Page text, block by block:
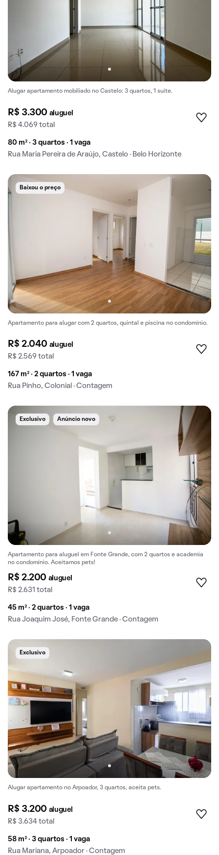
Alugar apartamento mobiliado no Castelo: 3 quartos, 1 suíte.
R$ 3.300 aluguel
R$ 4.069 total
80 m² · 3 quartos · 1 vaga
Rua Maria Pereira de Araújo, Castelo · Belo Horizonte
Baixou o preço
Apartamento para alugar com 2 quartos, quintal e piscina no condomínio.
R$ 2.040 aluguel
R$ 2.569 total
167 m² · 2 quartos · 1 vaga
Rua Pinho, Colonial · Contagem
Exclusivo Anúncio novo
Apartamento para aluguel em Fonte Grande, com 2 quartos e academia
no condomínio. Aceitamos pets!
R$ 2.200 aluguel
R$ 2.631 total
45 m² · 2 quartos · 1 vaga
Rua Joaquim José, Fonte Grande · Contagem
Exclusivo
Alugar apartamento no Arpoador, 3 quartos, aceita pets.
R$ 3.200 aluguel
R$ 3.634 total
58 m² · 3 quartos · 1 vaga
Rua Mariana, Arpoador · Contagem